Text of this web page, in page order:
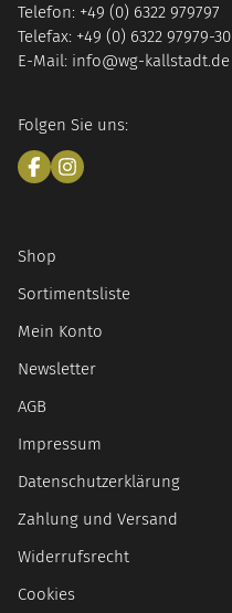
Telefon: +49 (0) 6322 979797
Telefax: +49 (0) 6322 97979-30
E-Mail: info@wg-kallstadt.de
Folgen Sie uns:
Shop
Sortimentsliste
Mein Konto
Newsletter
AGB
Impressum
Datenschutzerklärung
Zahlung und Versand
Widerrufsrecht
Cookies